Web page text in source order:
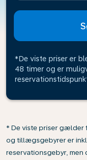
*De viste priser er
48 timer og er
* De viste priser gælder
og tillægsgebyrer er
reservationsgebyr,